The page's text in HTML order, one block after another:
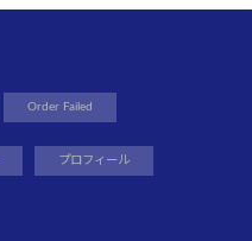
Order Failed
プロフィール